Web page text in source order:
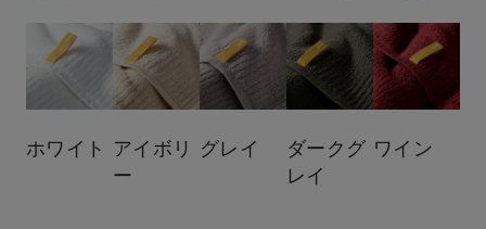
ホワイト
アイボリ
ー
グレイ
ダークグ
レイ
ワイン